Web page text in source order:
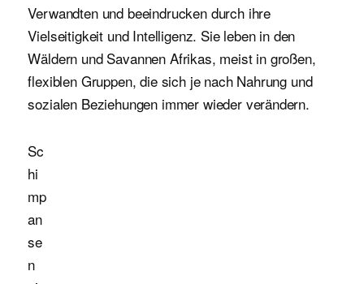
Verwandten und beeindrucken durch ihre
Vielseitigkeit und Intelligenz. Sie leben in den
Wäldern und Savannen Afrikas, meist in großen,
flexiblen Gruppen, die sich je nach Nahrung und
sozialen Beziehungen immer wieder verändern.
Sc
hi
mp
an
se
n